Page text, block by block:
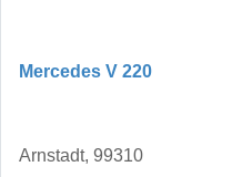
Mercedes V 220
Arnstadt, 99310